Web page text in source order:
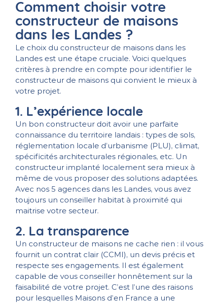
Comment choisir votre
constructeur de maisons
dans les Landes ?
Le choix du constructeur de maisons dans les
Landes est une étape cruciale. Voici quelques
critères à prendre en compte pour identifier le
constructeur de maisons qui convient le mieux à
votre projet.
1. L’expérience locale
Un bon constructeur doit avoir une parfaite
connaissance du territoire landais : types de sols,
réglementation locale d’urbanisme (PLU), climat,
spécificités architecturales régionales, etc. Un
constructeur implanté localement sera mieux à
même de vous proposer des solutions adaptées.
Avec nos 5 agences dans les Landes, vous avez
toujours un conseiller habitat à proximité qui
maitrise votre secteur.
2. La transparence
Un constructeur de maisons ne cache rien : il vous
fournit un contrat clair (CCMI), un devis précis et
respecte ses engagements. Il est également
capable de vous conseiller honnêtement sur la
faisabilité de votre projet. C’est l’une des raisons
pour lesquelles Maisons d’en France a une